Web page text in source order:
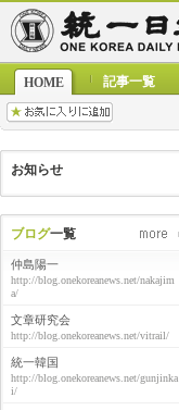
HOME 記事一覧
お知らせ
ブログ一覧
仲島陽一
http://blog.onekoreanews.net/nakajim
a/
文章研究会
http://blog.onekoreanews.net/vitrail/
統一韓国
http://blog.onekoreanews.net/gunjinka
i/